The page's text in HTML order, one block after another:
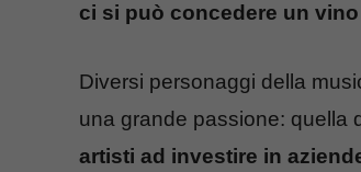
ci si può concedere un
Diversi personaggi della
una grande passione: quella
artisti ad investire in